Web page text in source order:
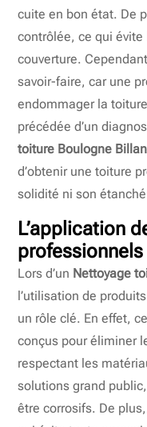
cuite en bon état. De
contrôlée, ce qui
couverture.
savoir-faire, car une
endommager la
précédée d’un
toiture Boulogne
d’obtenir une toiture
solidité ni son
L’application
professionnels
Lors d’un Nettoyage
l’utilisation de
un rôle clé. En effet,
conçus pour éliminer
respectant les
solutions grand
être corrosifs. De